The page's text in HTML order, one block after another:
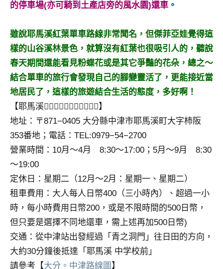
的停車場(亦可騎到土產店旁的風水園)還車 。
雖說耶馬溪紅葉單車路線非常聞名，但傑菲亞娃覺得這
樣的山谷溪林景色，就算沒有紅葉也很吸引人的，聽說
春天期間還能看見粉蝶花或是其它爭豔的花朵，總之～
結合單車的旅行會發現自己的腳變靈活了，更能接近當
地居民了，這樣的旅遊結合生活的態度，多好啊！
【耶馬溪】
地址：〒871−0405 大分縣中津市耶馬溪町大字柿阪
353番地；電話：TEL:0979−54−2700
營業時間：10月～4月 8:30～17:00；5月～9月 8:30
～19:00
定休日：星期二（12月～2月：星期一、星期二）
租車費用：大人每人日幣400（三小時內）、超過一小
時，每小時費用日幣200，或是不限時間的500日幣，
但只要是選擇不同地還車，需上述再加500日幣)
交通：從中津站出發經過「青之洞門」往日田的方向，
大約30分鐘後抵達「耶馬溪 中学校前」
請參考【大分。中津路線圖 】